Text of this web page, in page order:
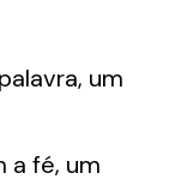
um
a fé, um